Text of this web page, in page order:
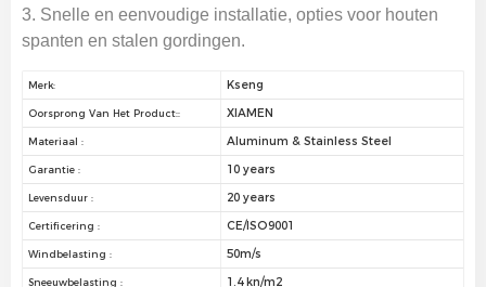
3. Snelle en eenvoudige installatie, opties voor houten
spanten en stalen gordingen.
Merk: Kseng
Oorsprong Van Het Product:: XIAMEN
Materiaal : Aluminum & Stainless Steel
Garantie : 10 years
Levensduur : 20 years
Certificering : CE/ISO9001
Windbelasting : 50m/s
Sneeuwbelasting : 1.4 kn/m2